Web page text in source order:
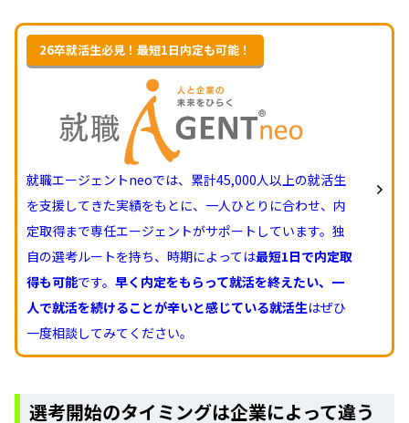
26卒就活生必見！最短1日内定も可能！
就職エージェントneoでは、累計45,000人以上の就活生
を支援してきた実績をもとに、一人ひとりに合わせ、内
定取得まで専任エージェントがサポートしています。独
自の選考ルートを持ち、時期によっては最短1日で内定取
得も可能です。 早く内定をもらって就活を終えたい、一
人で就活を続けることが辛いと感じている就活生はぜひ
一度相談してみてください。
選考開始のタイミングは企業によって違う